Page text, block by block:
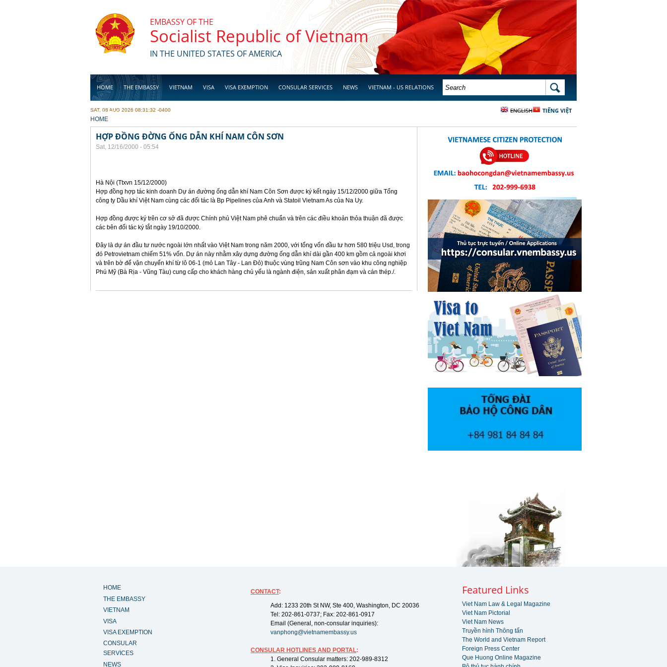
EMBASSY OF THE
Socialist Republic of Vietnam
IN THE UNITED STATES OF AMERICA
HOME THE EMBASSY VIETNAM VISA VISA EXEMPTION CONSULAR SERVICES NEWS VIETNAM - US RELATIONS
BUSINESS
SEARCH FORM SEARCH
ENGLISH TIẾNG VIỆT
SAT, 08 AUG 2026 08:31:32 -0400
YOU ARE HERE
HOME
HỢP ĐỒNG ĐỜNG ỐNG DẪN KHÍ NAM CÔN SƠN
Sat, 12/16/2000 - 05:54
Hà Nội (Ttxvn 15/12/2000)
Hợp đồng hợp tác kinh doanh Dự án đường ống dẫn khí Nam Côn Sơn được ký kết ngày 15/12/2000 giữa Tổng
công ty Dầu khí Việt Nam cùng các đối tác là Bp Pipelines của Anh và Statoil Vietnam As của Na Uy.
Hợp đồng được ký trên cơ sở đã được Chính phủ Việt Nam phê chuẩn và trên các điều khoản thỏa thuận đã được
các bên đối tác ký tắt ngày 19/10/2000.
Đây là dự án đầu tư nước ngoài lớn nhất vào Việt Nam trong năm 2000, với tổng vốn đầu tư hơn 580 triệu Usd, trong
đó Petrovietnam chiếm 51% vốn. Dự án này nhằm xây dựng đường ống dẫn khí dài gần 400 km gồm cả ngoài khơi
và trên bờ để vận chuyển khí từ lô 06-1 (mỏ Lan Tây - Lan Đỏ) thuộc vùng trũng Nam Côn sơn vào khu công nghiệp
Phú Mỹ (Bà Rịa - Vũng Tàu) cung cấp cho khách hàng chủ yếu là ngành điện, sản xuất phân đạm và cán thép./.
HOME
THE EMBASSY
VIETNAM
VISA
VISA EXEMPTION
CONSULAR
SERVICES
NEWS
CONTACT:
Add: 1233 20th St NW, Ste 400, Washington, DC 20036
Tel: 202-861-0737; Fax: 202-861-0917
Email (General, non-consular inquiries):
vanphong@vietnamembassy.us
CONSULAR HOTLINES AND PORTAL:
1. General Consular matters: 202-989-8312
Featured Links
Viet Nam Law & Legal Magazine
Viet Nam Pictorial
Viet Nam News
Truyền hình Thông tấn
The World and Vietnam Report
Foreign Press Center
Que Huong Online Magazine